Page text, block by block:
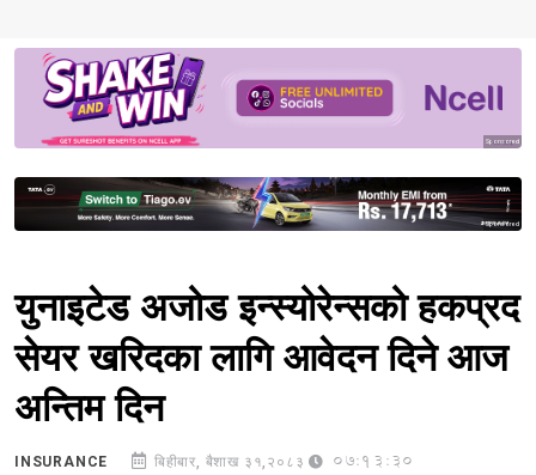
Sponsored
Sponsored
युनाइटेड अजोड इन्स्योरेन्सको हकप्रद
सेयर खरिदका लागि आवेदन दिने आज
अन्तिम दिन
INSURANCE बिहीबार, बैशाख ३१,२०८३ 07:13:30